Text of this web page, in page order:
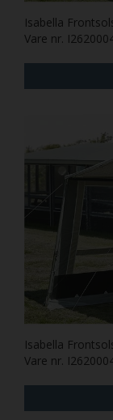
Isabella
Vare nr.
Isabella
Vare nr.